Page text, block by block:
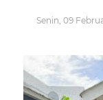
Senin, 09